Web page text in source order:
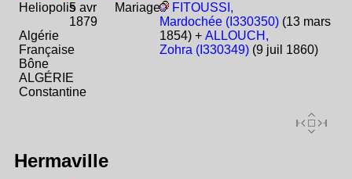
Heliopolis
Algérie
Française
Bône
ALGÉRIE
Constantine
5 avr
1879
Mariage
FITOUSSI,
Mardochée (I330350) (13 mars
1854) +ALLOUCH,
Zohra (I330349) (9 juil 1860)
Hermaville